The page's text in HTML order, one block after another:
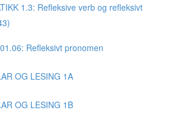
1.3: Refleksive verb og refleksivt
Refleksivt pronomen
OG LESING 1A
OG LESING 1B